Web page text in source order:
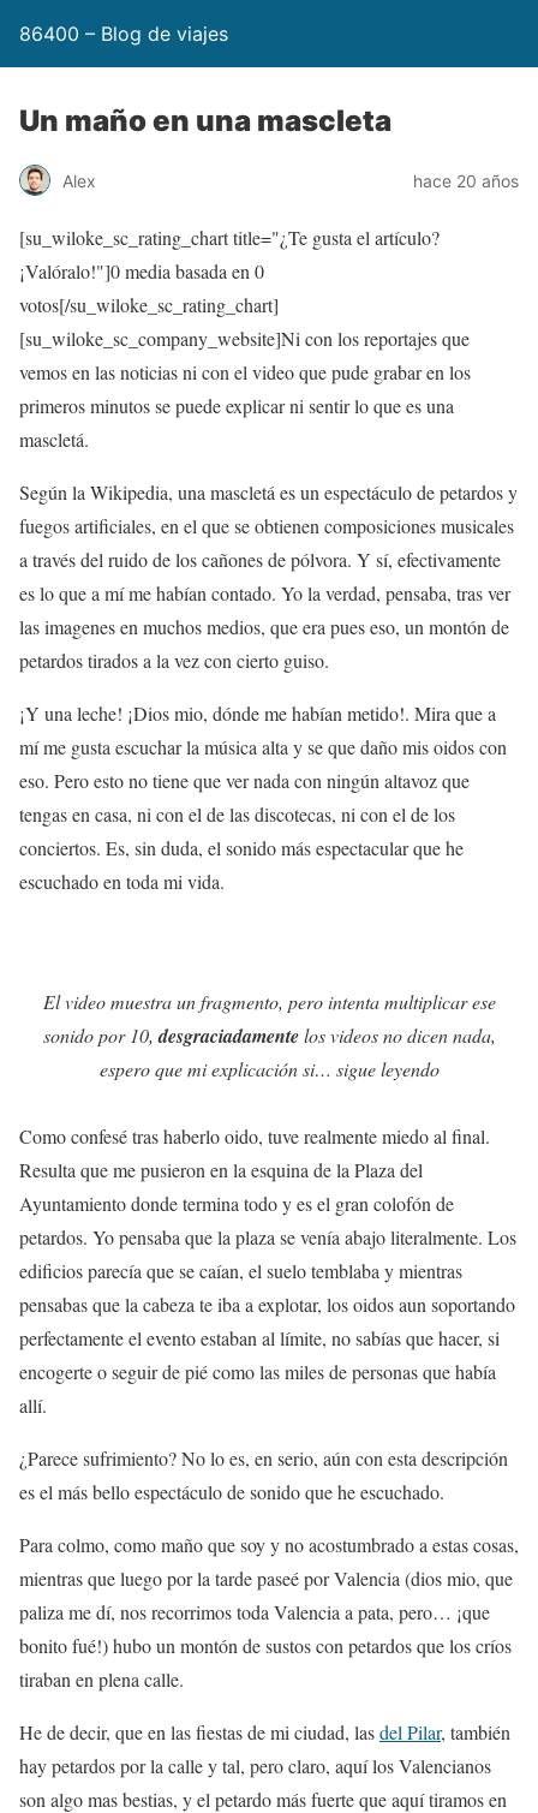
86400 – Blog de viajes
Un maño en una mascleta
Alex hace 20 años
[su_wiloke_sc_rating_chart title="¿Te gusta el artículo?
¡Valóralo!"]0media basada en 0
votos[/su_wiloke_sc_rating_chart]
[su_wiloke_sc_company_website]Ni con los reportajes que
vemos en las noticias ni con el video que pude grabar en los
primeros minutos se puede explicar ni sentir lo que es una
mascletá.
Según la Wikipedia, una mascletá es un espectáculo de petardos y
fuegos artificiales, en el que se obtienen composiciones musicales
a través del ruido de los cañones de pólvora. Y sí, efectivamente
es lo que a mí me habían contado. Yo la verdad, pensaba, tras ver
las imagenes en muchos medios, que era pues eso, un montón de
petardos tirados a la vez con cierto guiso.
¡Y una leche! ¡Dios mio, dónde me habían metido!. Mira que a
mí me gusta escuchar la música alta y se que daño mis oidos con
eso. Pero esto no tiene que ver nada con ningún altavoz que
tengas en casa, ni con el de las discotecas, ni con el de los
conciertos. Es, sin duda, el sonido más espectacular que he
escuchado en toda mi vida.
El video muestra un fragmento, pero intenta multiplicar ese
sonido por 10,desgraciadamentelos videos no dicen nada,
espero que mi explicación si… sigue leyendo
Como confesé tras haberlo oido, tuve realmente miedo al final.
Resulta que me pusieron en la esquina de la Plaza del
Ayuntamiento donde termina todo y es el gran colofón de
petardos. Yo pensaba que la plaza se venía abajo literalmente. Los
edificios parecía que se caían, el suelo temblaba y mientras
pensabas que la cabeza te iba a explotar, los oidos aun soportando
perfectamente el evento estaban al límite, no sabías que hacer, si
encogerte o seguir de pié como las miles de personas que había
allí.
¿Parece sufrimiento? No lo es, en serio, aún con esta descripción
es el más bello espectáculo de sonido que he escuchado.
Para colmo, como maño que soy y no acostumbrado a estas cosas,
mientras que luego por la tarde paseé por Valencia (dios mio, que
paliza me dí, nos recorrimos toda Valencia a pata, pero… ¡que
bonito fué!) hubo un montón de sustos con petardos que los críos
tiraban en plena calle.
He de decir, que en las fiestas de mi ciudad, lasdel Pilar, también
hay petardos por la calle y tal, pero claro, aquí los Valencianos
son algo mas bestias, y el petardo más fuerte que aquí tiramos en